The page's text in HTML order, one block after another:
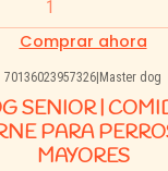
Comprar ahora
70136023957326 Master dog
SENIOR |
PARA
MAYORES